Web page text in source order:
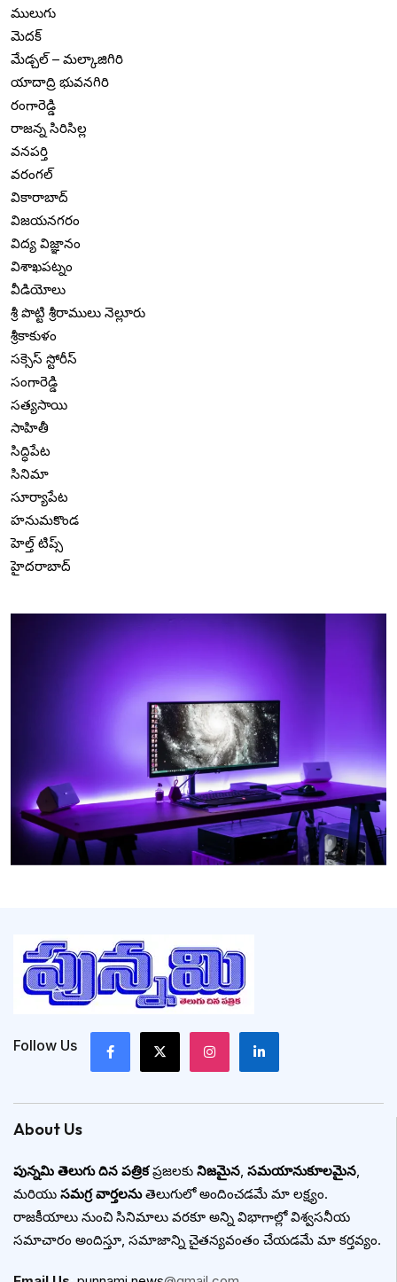
ములుగు
మెదక్
మేడ్చల్ – మల్కాజిగిరి
యాదాద్రి భువనగిరి
రంగారెడ్డి
రాజన్న సిరిసిల్ల
వనపర్తి
వరంగల్
వికారాబాద్
విజయనగరం
విద్య విజ్ఞానం
విశాఖపట్నం
వీడియోలు
శ్రీ పొట్టి శ్రీరాములు నెల్లూరు
శ్రీకాకుళం
సక్సెస్ స్టోరీస్
సంగారెడ్డి
సత్యసాయి
సాహితీ
సిద్ధిపేట
సినిమా
సూర్యాపేట
హనుమకొండ
హెల్త్ టిప్స్
హైదరాబాద్
Follow Us
About Us
పున్నమి తెలుగు దిన పత్రికప్రజలకు నిజమైన సమయానుకూలమైన
మరియు సమగ్ర వార్తలనుతెలుగులో అందించడమే మా లక్ష్యం.
రాజకీయాలు నుంచి సినిమాలు వరకూ అన్ని విభాగాల్లో విశ్వసనీయ
సమాచారం అందిస్తూ, సమాజాన్ని చైతన్యవంతం చేయడమే మా కర్తవ్యం.